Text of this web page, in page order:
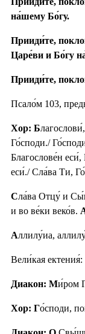
на́шему Бо́гу.
Прииди́те,
Царе́ви и Бо́гу
Прииди́те,
Псало́м 103,
Хор: Б
Го́споди./
Благослове́н
еси́./ Сла́ва Ти,
Сла́ва Отцу́ и
и во ве́ки веко́в.
Аллилу́иа,
Вели́кая ектения́:
Диакон: Ми́ром
Хор: Го́споди,